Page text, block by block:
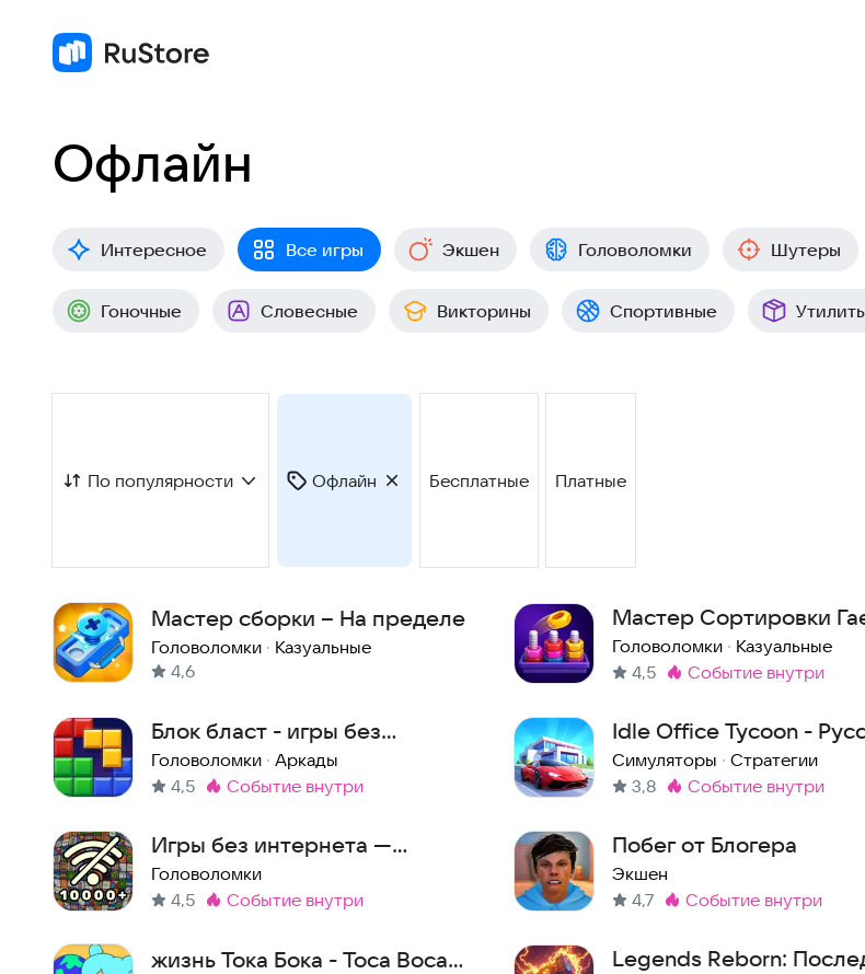
Офлайн
Интересное Все игры Экшен Головоломки Шутеры
Гоночные Словесные Викторины Спортивные
По популярности Офлайн Бесплатные Платные
Мастер сборки – На пределе
Головоломки · Казуальные
4,6
Мастер Сортировки
Головоломки · Казуальные
4,5
Метка:
событие внутри
Блок бласт - игры без
интернета
Головоломки · Аркады
4,5
Метка:
событие внутри
Idle Office Tycoon -
Симуляторы · Стратегии
3,8
Метка:
событие внутри
Игры без интернета —
интересные головоломки
офлайн
Головоломки
4,5
Метка:
событие внутри
Побег от Блогера
Экшен
4,7
Метка:
событие внутри
жизнь Тока Бока - Toca Boca
Legends Reborn: